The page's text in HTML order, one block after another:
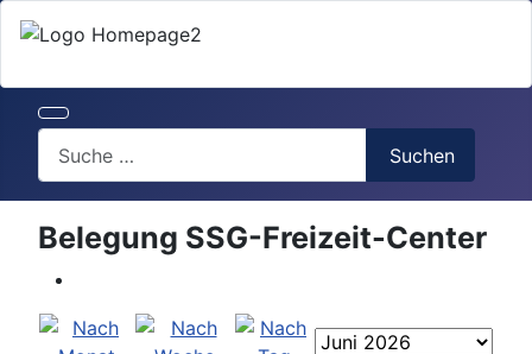
Suchen
Belegung SSG-Freizeit-Center